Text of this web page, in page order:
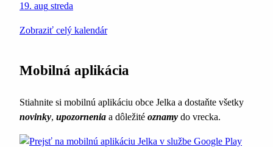
19. aug streda
Zobraziť celý kalendár
Mobilná aplikácia
Stiahnite si mobilnú aplikáciu obce Jelka a dostaňte všetky
novinky, upozornenia a dôležité oznamy do vrecka.